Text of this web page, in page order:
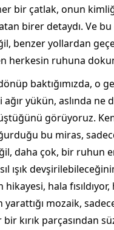
bir çatlak, onun
birer detaydı. Ve bu
benzer yollardan
herkesin ruhuna
baktığımızda, o
ağır yükün, aslında ne
görüyoruz.
bu miras,
daha çok, bir ruhun
ışık
hikayesi, hala
mozaik,
bir kırık parçasından